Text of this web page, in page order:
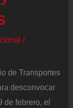
/
de Transportes
desconvocar
de febrero, el